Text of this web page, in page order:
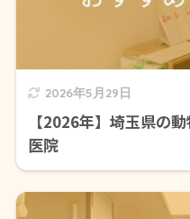
2026年5月29日
【2026年】埼玉県の
医院